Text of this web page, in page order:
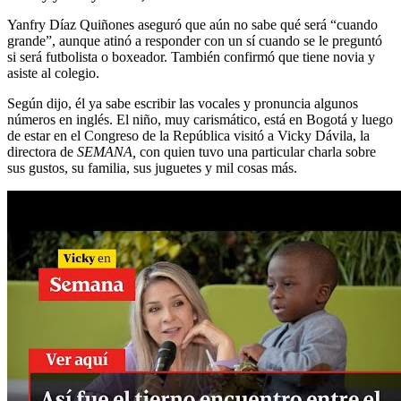
Yanfry Díaz Quiñones aseguró que aún no sabe qué será “cuando
grande”, aunque atinó a responder con un sí cuando se le preguntó
si será futbolista o boxeador. También confirmó que tiene novia y
asiste al colegio.
Según dijo, él ya sabe escribir las vocales y pronuncia algunos
números en inglés. El niño, muy carismático, está en Bogotá y luego
de estar en el Congreso de la República visitó a Vicky Dávila, la
directora de SEMANA, con quien tuvo una particular charla sobre
sus gustos, su familia, sus juguetes y mil cosas más.